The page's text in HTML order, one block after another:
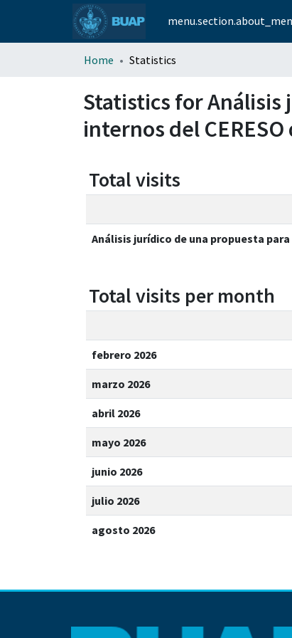
Home Statistics
Statistics for Análisis
internos del
Total visits
Análisis jurídico de una propuesta
Total visits per month
febrero 2026
marzo 2026
abril 2026
mayo 2026
junio 2026
julio 2026
agosto 2026